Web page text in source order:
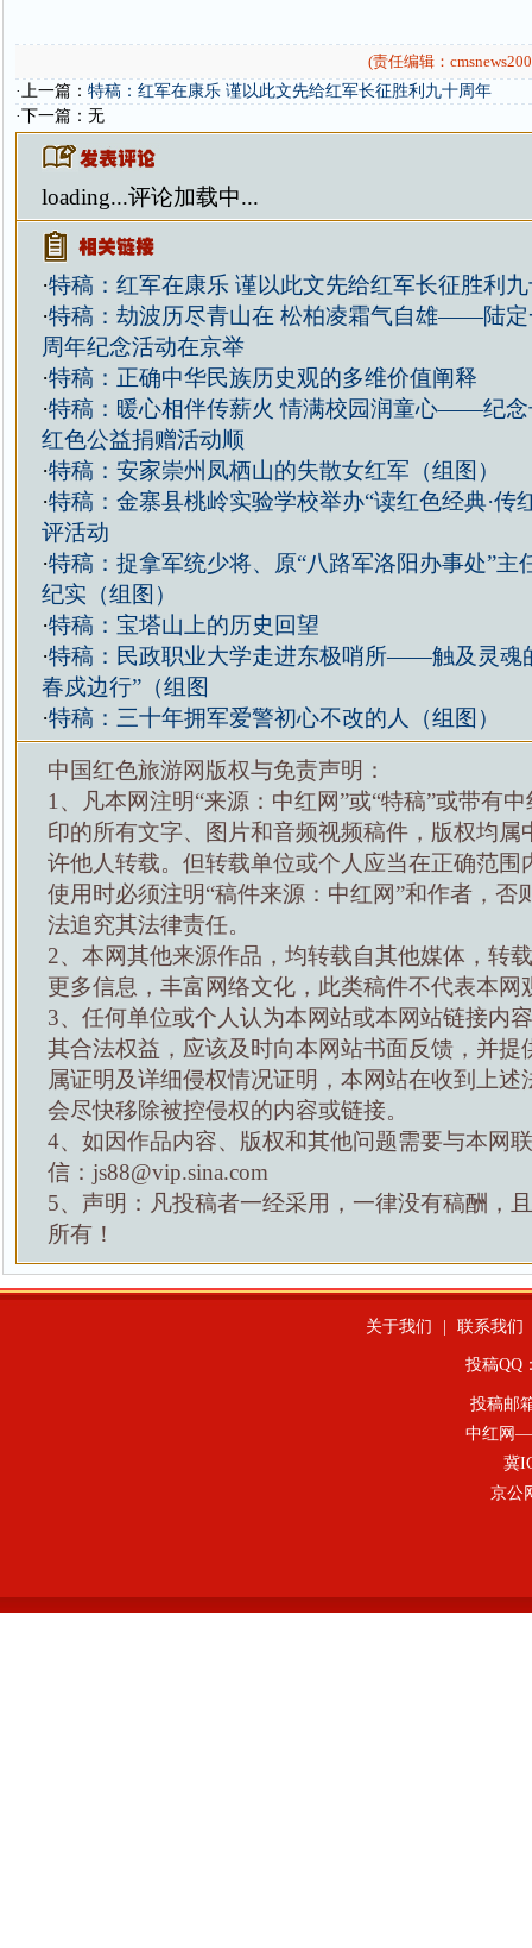
(责任编辑：
·上一篇： 特稿：红军在康乐 谨以此文先给红军长征胜利九十周年
·下一篇：无
loading...评论加载中...
·特稿：红军在康乐 谨以此文先给红军长征胜利
·特稿：劫波历尽青山在 松柏凌霜气自雄——陆定
周年纪念活动在京举
·特稿：正确中华民族历史观的多维价值阐释
·特稿：暖心相伴传薪火 情满校园润童心——纪念
红色公益捐赠活动顺
·特稿：安家崇州凤栖山的失散女红军（组图）
·特稿：金寨县桃岭实验学校举办“读红色经典·传
评活动
·特稿：捉拿军统少将、原“八路军洛阳办事处”主
纪实（组图）
·特稿：宝塔山上的历史回望
·特稿：民政职业大学走进东极哨所——触及灵魂
春戍边行”（组图
·特稿：三十年拥军爱警初心不改的人（组图）
中国红色旅游网版权与免责声明：
1、凡本网注明“来源：中红网”或“特稿”或带有
印的所有文字、图片和音频视频稿件，版权均属
许他人转载。但转载单位或个人应当在正确范围
使用时必须注明“稿件来源：中红网”和作者，否
法追究其法律责任。
2、本网其他来源作品，均转载自其他媒体，转
更多信息，丰富网络文化，此类稿件不代表本网
3、任何单位或个人认为本网站或本网站链接内
其合法权益，应该及时向本网站书面反馈，并提
属证明及详细侵权情况证明，本网站在收到上述
会尽快移除被控侵权的内容或链接。
4、如因作品内容、版权和其他问题需要与本网
信：js88@vip.sina.com
5、声明：凡投稿者一经采用，一律没有稿酬，
所有！
关于我们 联系我们
投稿QQ
投稿邮
中红网—
冀
京公